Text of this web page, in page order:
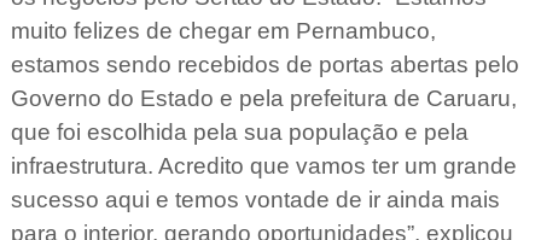
muito felizes de chegar em Pernambuco,
estamos sendo recebidos de portas abertas pelo
Governo do Estado e pela prefeitura de Caruaru,
que foi escolhida pela sua população e pela
infraestrutura. Acredito que vamos ter um grande
sucesso aqui e temos vontade de ir ainda mais
para o interior, gerando oportunidades”, explicou